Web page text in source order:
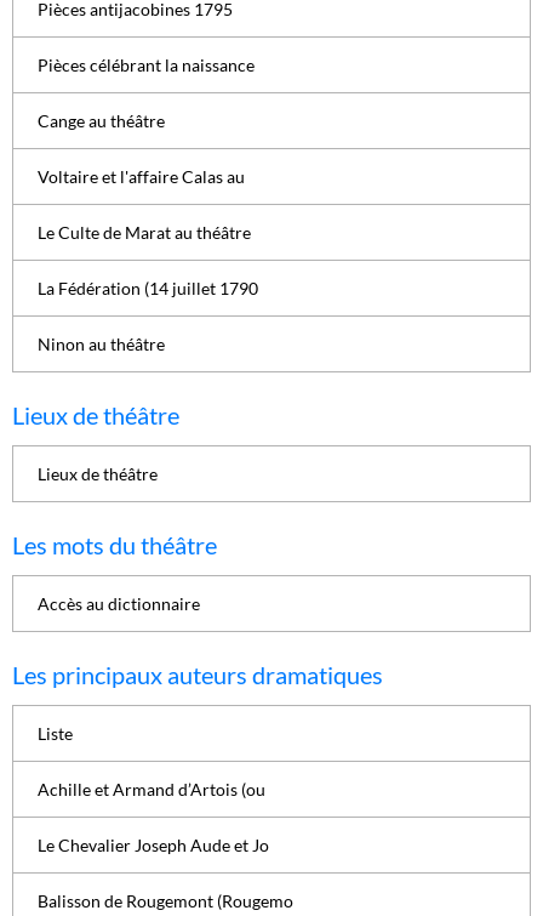
Pièces antijacobines 1795
Pièces célébrant la naissance
Cange au théâtre
Voltaire et l'affaire Calas au
Le Culte de Marat au théâtre
La Fédération (14 juillet 1790
Ninon au théâtre
Lieux de théâtre
Lieux de théâtre
Les mots du théâtre
Accès au dictionnaire
Les principaux auteurs dramatiques
Liste
Achille et Armand d’Artois (ou
Le Chevalier Joseph Aude et Jo
Balisson de Rougemont (Rougemo